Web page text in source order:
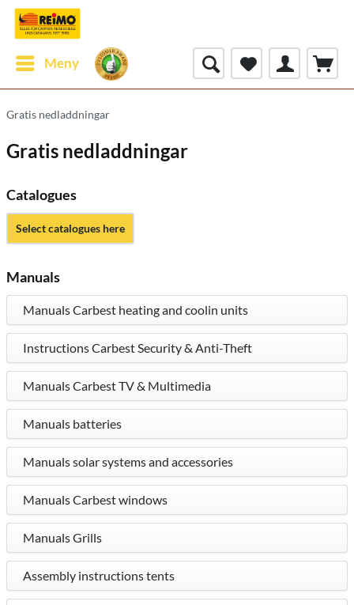
Meny
Gratis nedladdningar
Gratis nedladdningar
Catalogues
Select catalogues here
Manuals
Manuals Carbest heating and coolin units
Instructions Carbest Security & Anti-Theft
Manuals Carbest TV & Multimedia
Manuals batteries
Manuals solar systems and accessories
Manuals Carbest windows
Manuals Grills
Assembly instructions tents